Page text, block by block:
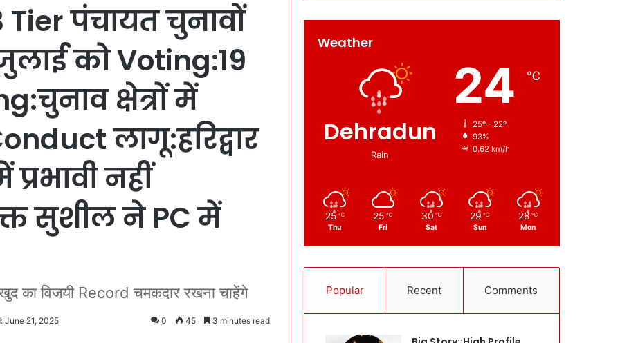
पंचायत चुनावों
को Voting:19
क्षेत्रों में
लागू:हरिद्वार
नहीं
सुशील ने PC में
का विजयी Record चमकदार रखना चाहेंगे
June 21, 2025 0 45 3 minutes read
Weather
Dehradun
Rain
24 ℃
25º - 22º
93%
0.62 km/h
25 ℃
Thu
25 ℃
Fri
30 ℃
Sat
29 ℃
Sun
28 ℃
Mon
Popular Recent Comments